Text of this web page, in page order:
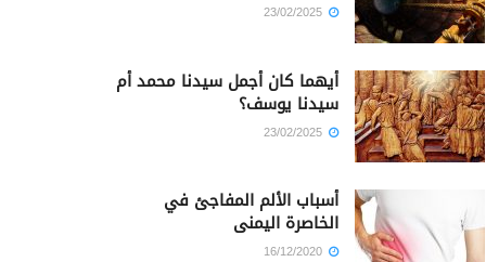
أيهما كان أجمل سيدنا محمد أم
سيدنا يوسف؟
أسباب الألم المفاجئ في
الخاصرة اليمنى